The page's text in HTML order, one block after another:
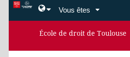
Vous êtes
École de droit de Toulouse